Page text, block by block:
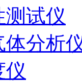
测试仪
体分析
仪